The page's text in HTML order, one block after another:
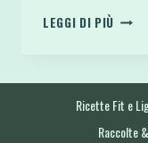
LEGGI DI PIÙ MELE
GRECO
Ricette Fit e
Raccolte